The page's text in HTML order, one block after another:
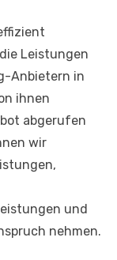
Leistungen
Anbietern in
ihnen
abgerufen
wir
und
nehmen.